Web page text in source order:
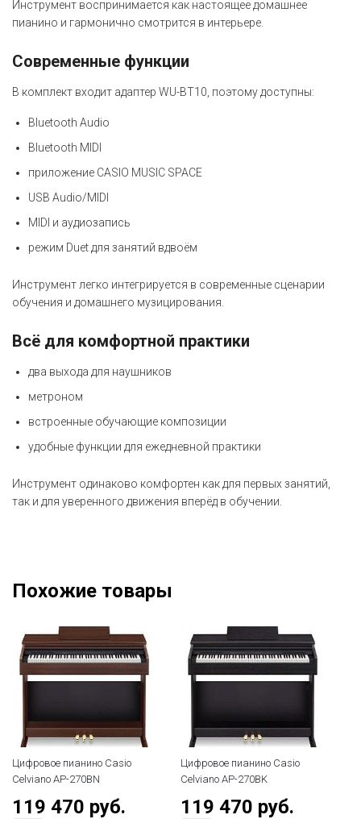
Инструмент воспринимается как настоящее домашнее
пианино и гармонично смотрится в интерьере.
Современные функции
В комплект входит адаптер WU-BT10, поэтому доступны:
Bluetooth Audio
Bluetooth MIDI
приложение CASIO MUSIC SPACE
USB Audio/MIDI
MIDI и аудиозапись
режим Duet для занятий вдвоём
Инструмент легко интегрируется в современные сценарии
обучения и домашнего музицирования.
Всё для комфортной практики
два выхода для наушников
метроном
встроенные обучающие композиции
удобные функции для ежедневной практики
Инструмент одинаково комфортен как для первых занятий,
так и для уверенного движения вперёд в обучении.
Похожие товары
Цифровое пианино Casio
Celviano AP-270BN
119 470 руб.
Цифровое пианино Casio
Celviano AP-270BK
119 470 руб.